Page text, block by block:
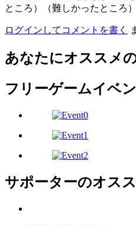
ところ）（難しかったところ
ログインしてコメントを書く
あなたにオススメ
フリーゲームイベ
サポーターのオス